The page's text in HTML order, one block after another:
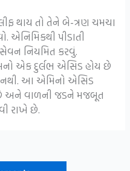
થાય તો તેને બે-ત્રણ ચમચા
એનિમિકથી પીડાતી
નિયમિત કરવું.
એક દુર્લભ એસિડ હોય છે
નથી. આ એમિનો એસિડ
છે અને વાળની જડને મજબૂત
રાખે છે.